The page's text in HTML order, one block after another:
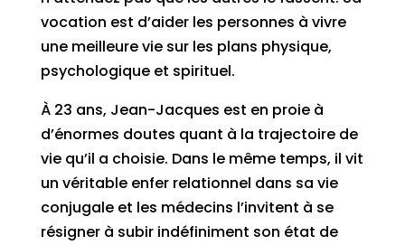
vocation est d’aider les personnes à vivre
une meilleure vie sur les plans physique,
psychologique et spirituel.
À 23 ans, Jean-Jacques est en proie à
d’énormes doutes quant à la trajectoire de
vie qu’il a choisie. Dans le même temps, il vit
un véritable enfer relationnel dans sa vie
conjugale et les médecins l’invitent à se
résigner à subir indéfiniment son état de